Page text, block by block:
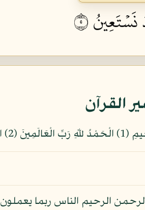
٥
القرآن
وإِيَّاكَ نَسْتَعِينُ (5)
الرحيم الناس ربما